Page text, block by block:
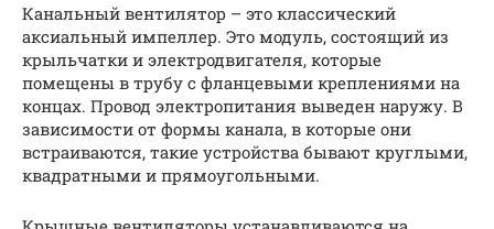
Канальный вентилятор – это классический
аксиальный импеллер. Это модуль, состоящий из
крыльчатки и электродвигателя, которые
помещены в трубу с фланцевыми креплениями на
концах. Провод электропитания выведен наружу. В
зависимости от формы канала, в которые они
встраиваются, такие устройства бывают круглыми,
квадратными и прямоугольными.